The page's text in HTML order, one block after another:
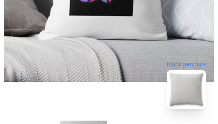
blank template